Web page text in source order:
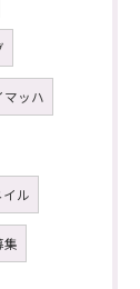
マッハ
ル
集